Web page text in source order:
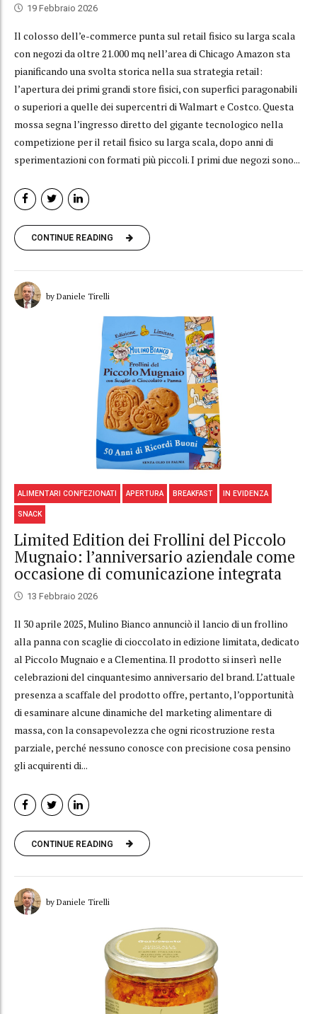
19 Febbraio 2026
Il colosso dell’e-commerce punta sul retail fisico su larga scala
con negozi da oltre 21.000 mq nell’area di Chicago Amazon sta
pianificando una svolta storica nella sua strategia retail:
l’apertura dei primi grandi store fisici, con superfici paragonabili
o superiori a quelle dei supercentri di Walmart e Costco. Questa
mossa segna l’ingresso diretto del gigante tecnologico nella
competizione per il retail fisico su larga scala, dopo anni di
sperimentazioni con formati più piccoli. I primi due negozi sono...
CONTINUE READING
by Daniele Tirelli
ALIMENTARI CONFEZIONATI APERTURA BREAKFAST IN EVIDENZA
SNACK
Limited Edition dei Frollini del Piccolo
Mugnaio: l’anniversario aziendale come
occasione di comunicazione integrata
13 Febbraio 2026
Il 30 aprile 2025, Mulino Bianco annunciò il lancio di un frollino
alla panna con scaglie di cioccolato in edizione limitata, dedicato
al Piccolo Mugnaio e a Clementina. Il prodotto si inserì nelle
celebrazioni del cinquantesimo anniversario del brand. L’attuale
presenza a scaffale del prodotto offre, pertanto, l’opportunità
di esaminare alcune dinamiche del marketing alimentare di
massa, con la consapevolezza che ogni ricostruzione resta
parziale, perché nessuno conosce con precisione cosa pensino
gli acquirenti di...
CONTINUE READING
by Daniele Tirelli